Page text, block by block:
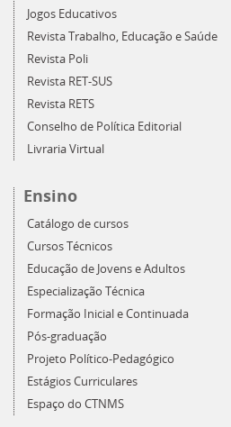
Jogos Educativos
Revista Trabalho, Educação e Saúde
Revista Poli
Revista RET-SUS
Revista RETS
Conselho de Política Editorial
Livraria Virtual
Ensino
Catálogo de cursos
Cursos Técnicos
Educação de Jovens e Adultos
Especialização Técnica
Formação Inicial e Continuada
Pós-graduação
Projeto Político-Pedagógico
Estágios Curriculares
Espaço do CTNMS